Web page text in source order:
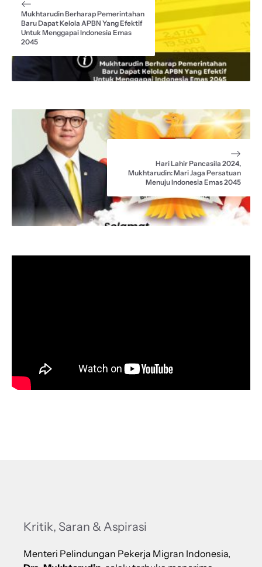
k
Mukhtarudin Berharap Pemerintahan
Baru Dapat Kelola APBN Yang Efektif
Untuk Menggapai Indonesia Emas
2045
Hari Lahir Pancasila 2024,
Mukhtarudin: Mari Jaga Persatuan
Menuju Indonesia Emas 2045
Kritik, Saran & Aspirasi
Menteri Pelindungan Pekerja Migran Indonesia,